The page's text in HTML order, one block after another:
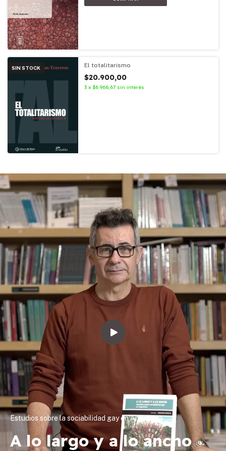
SIN STOCK El totalitarismo
$20.900,00
3 x $6.966,67 sin interés
Estudios sobre la sociabilidad gay en Argentina
A lo largo y a lo ancho